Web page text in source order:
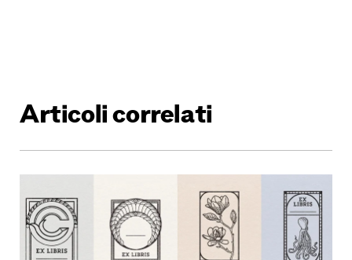
Articoli correlati